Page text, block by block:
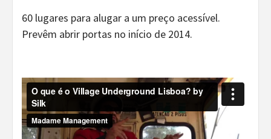
60 lugares para alugar a um preço acessível.
Prevêm abrir portas no início de 2014.